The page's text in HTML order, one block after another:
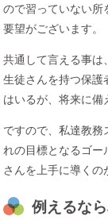
ので習っていない所
要望がございます。
共通して言える事は
生徒さんを持つ保護
はいるが、将来に備
ですので、私達教
れの目標となるゴー
さんを上手に導くの
例えるな